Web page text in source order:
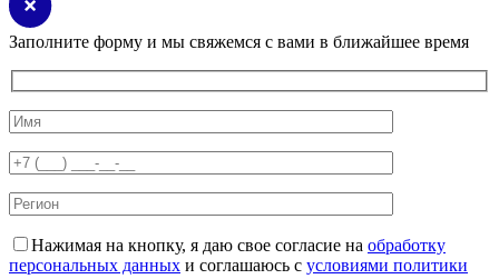
Заполните форму и мы свяжемся с вами в ближайшее время
Нажимая на кнопку, я даю свое согласие на обработку
персональных данных и соглашаюсь с условиями политики